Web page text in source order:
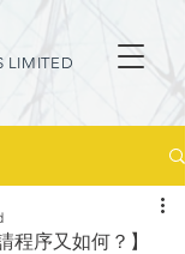
LIMITED
程序又如何？】